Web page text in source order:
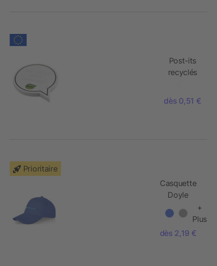
Post-its
recyclés
Mate® en
forme de
dès 0,51 €
Prioritaire
Casquette
Doyle
5 panneaux+
Plus
dès 2,19 €